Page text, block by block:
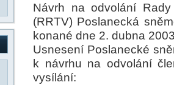
Návrh na odvolání
(RRTV) Poslanecká
konané dne 2. dubna
Usnesení Poslanecké
k návrhu na odvolání
vysílání: